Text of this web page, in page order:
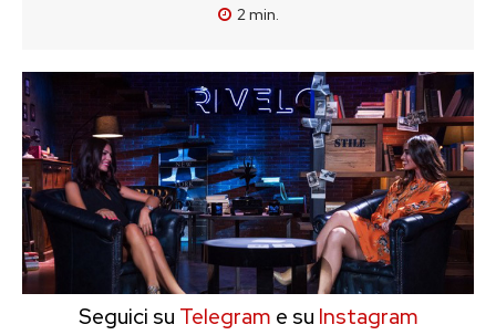
2min.
Seguici su Telegram e su Instagram